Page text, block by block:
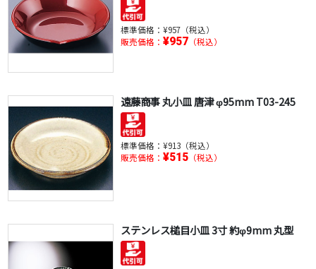
標準価格： ¥957（税込）
販売価格： ¥957（税込）
遠藤商事 丸小皿 唐津 φ95mm T03-245
標準価格： ¥913（税込）
販売価格： ¥515（税込）
ステンレス槌目小皿 3寸 約φ9mm 丸型